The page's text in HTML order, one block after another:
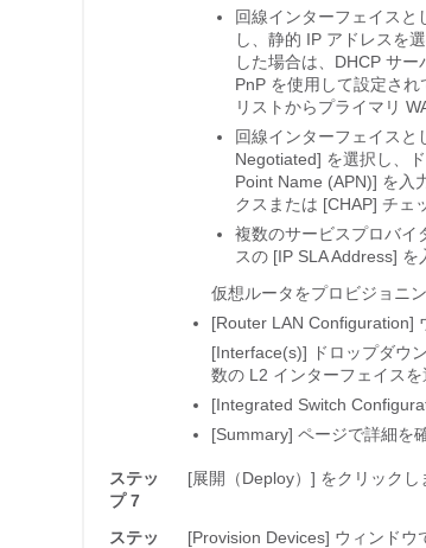
回線インターフェイス
し、静的 IP アドレスを
した場合は、DHCP サ
PnP を使用して設定さ
リストからプライマリ
回線インターフェイス
Negotiated] を選択し、
Point Name (APN)] を入
クスまたは [CHAP] チェ
複数のサービスプロバイ
スの [IP SLA Address] を
仮想ルータをプロビジョニ
[Router LAN Configuration]
[Interface(s)] ドロップダウ
数の L2 インターフェイスを
[Integrated Switch
[Summary] ページで詳細を
ステッ
プ 7
[展開（Deploy）] をクリックし
ステッ
[Provision Devices] ウィンドウ